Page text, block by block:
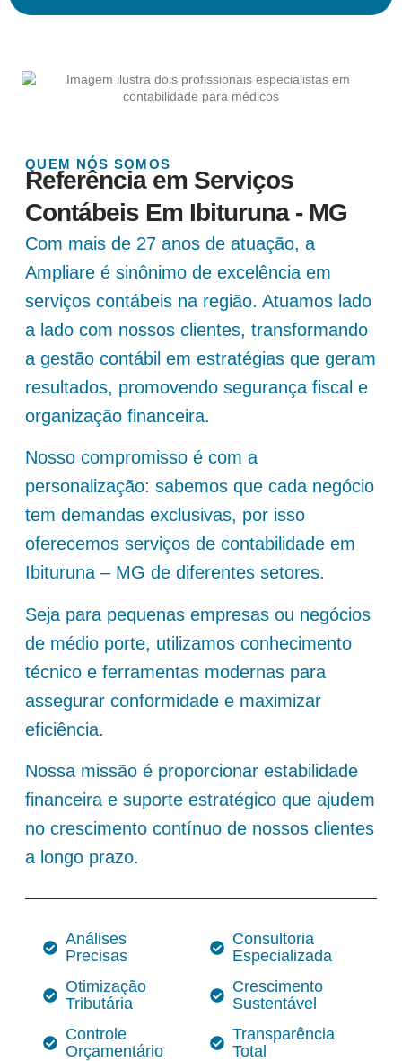
QUEM NÓS SOMOS
Referência em Serviços
Contábeis Em Ibituruna - MG
Com mais de 27 anos de atuação, a
Ampliare é sinônimo de excelência em
serviços contábeis na região. Atuamos lado
a lado com nossos clientes, transformando
a gestão contábil em estratégias que geram
resultados, promovendo segurança fiscal e
organização financeira.
Nosso compromisso é com a
personalização: sabemos que cada negócio
tem demandas exclusivas, por isso
oferecemos serviços de contabilidade em
Ibituruna – MG de diferentes setores.
Seja para pequenas empresas ou negócios
de médio porte, utilizamos conhecimento
técnico e ferramentas modernas para
assegurar conformidade e maximizar
eficiência.
Nossa missão é proporcionar estabilidade
financeira e suporte estratégico que ajudem
no crescimento contínuo de nossos clientes
a longo prazo.
Análises
Precisas
Otimização
Tributária
Controle
Orçamentário
Consultoria
Especializada
Crescimento
Sustentável
Transparência
Total